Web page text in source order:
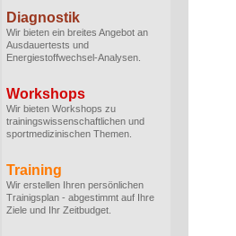
Diagnostik
Wir bieten ein breites Angebot an
Ausdauertests und
Energiestoffwechsel-Analysen.
Workshops
Wir bieten Workshops zu
trainingswissenschaftlichen und
sportmedizinischen Themen.
Training
Wir erstellen Ihren persönlichen
Trainigsplan - abgestimmt auf Ihre
Ziele und Ihr Zeitbudget.